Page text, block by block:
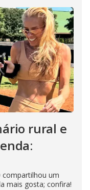
rural e
compartilhou um
mais gosta; confira!